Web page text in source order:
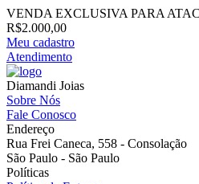
VENDA EXCLUSIVA PARA
R$2.000,00
Meu cadastro
Atendimento
Diamandi Joias
Sobre Nós
Fale Conosco
Endereço
Rua Frei Caneca, 558 - Consolação
São Paulo - São Paulo
Políticas